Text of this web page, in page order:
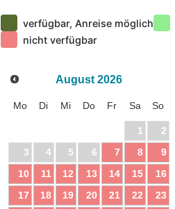
verfügbar, Anreise möglich
nicht verfügbar
August 2026
Mo Di Mi Do Fr Sa So
1
2
3
4 5 6 7 8
9
10
11 12 13 14 15
16
17
18 19 20 21 22
23